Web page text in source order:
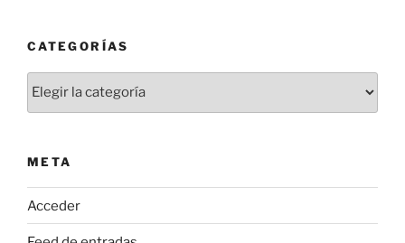
CATEGORÍAS
META
Acceder